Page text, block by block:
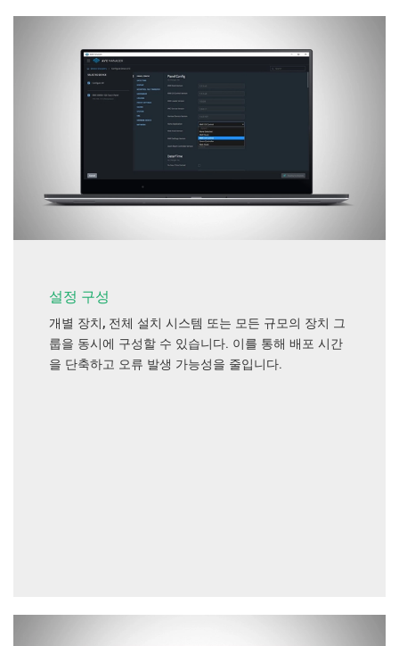
설정 구성
개별 장치, 전체 설치 시스템 또는 모든 규모의 장치 그
룹을 동시에 구성할 수 있습니다. 이를 통해 배포 시간
을 단축하고 오류 발생 가능성을 줄입니다.